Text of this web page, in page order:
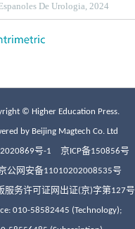
© Higher Education Press.
by Beijing Magtech Co. Ltd
号-1 京ICP备150856号
公网安备11010202008535号
服务许可证网出证(京)字第127号
010-58582445 (Technology);